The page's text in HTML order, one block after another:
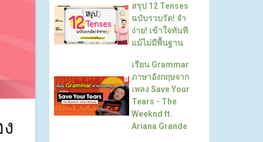
สรุป 12 Tenses
ฉบับรวบรัด! จำ
ง่าย! เข้าใจทันที
แม้ไม่มีพื้นฐาน
เรียน Grammar
ภาษาอังกฤษจาก
เพลง Save Your
Tears - The
Weeknd ft.
Ariana Grande